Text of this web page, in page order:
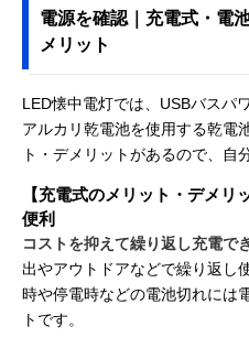
電源を確認｜充電式・電
メリット
LED懐中電灯では、USBバスパ
アルカリ乾電池を使用する乾電
ト・デメリットがあるので、自
【充電式のメリット・デメ
便利
コストを抑えて繰り返し充電で
出やアウトドアなどで繰り返し
時や停電時などの電池切れには
トです。